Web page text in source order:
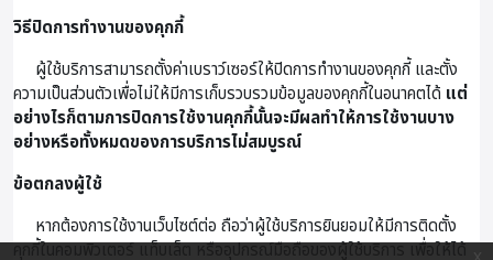
วิธีปิดการทำงานของคุกกี้
ผู้ใช้บริการสามารถตั้งค่าเบราว์เซอร์ให้ปิดการทำงานของคุกกี้ และตั้ง
ความเป็นส่วนตัวเพื่อไม่ให้มีการเก็บรวบรวมข้อมูลของคุกกี้ในอนาคตได้ แต่
อย่างไรก็ตามการปิดการใช้งานคุกกี้นั้นจะมีผลทำให้การใช้งานบาง
อย่างหรือทั้งหมดของการบริการไม่สมบูรณ์
ข้อตกลงผู้ใช้
หากต้องการใช้งานเว็บไซต์ต่อ ถือว่าผู้ใช้บริการยินยอมให้มีการติดตั้ง
คุกกี้ในคอมพิวเตอร์ แท็บเล็ต หรืออุปกรณ์มือถือของผู้ใช้บริการ เพื่อให้ได้